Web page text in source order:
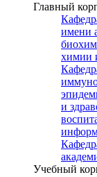
Главный
имени
химии
и
Учебный